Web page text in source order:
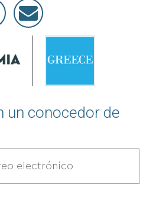
un conocedor de